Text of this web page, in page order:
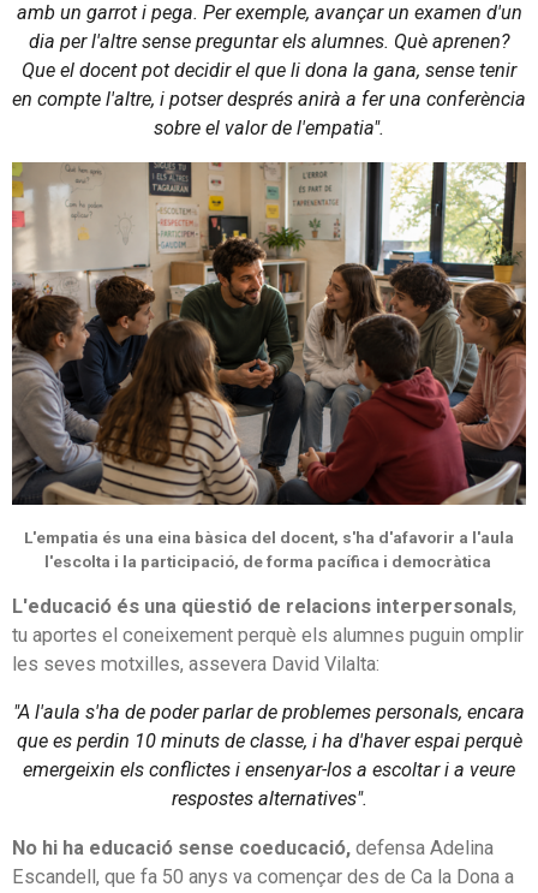
amb un garrot i pega. Per exemple, avançar un examen d'un
dia per l'altre sense preguntar els alumnes. Què aprenen?
Que el docent pot decidir el que li dona la gana, sense tenir
en compte l'altre, i potser després anirà a fer una conferència
sobre el valor de l'empatia".
L'empatia és una eina bàsica del docent, s'ha d'afavorir a l'aula
l'escolta i la participació, de forma pacífica i democràtica
L'educació és una qüestió de relacions interpersonals,
tu aportes el coneixement perquè els alumnes puguin omplir
les seves motxilles, assevera David Vilalta:
"A l'aula s'ha de poder parlar de problemes personals, encara
que es perdin 10 minuts de classe, i ha d'haver espai perquè
emergeixin els conflictes i ensenyar-los a escoltar i a veure
respostes alternatives".
No hi ha educació sense coeducació, defensa Adelina
Escandell, que fa 50 anys va començar des de Ca la Dona a